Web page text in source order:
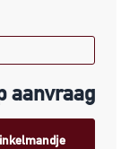
aanvraag